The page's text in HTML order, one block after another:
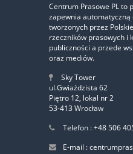
Zaufali nam:
Centrum Prasowe PL to
zapewnia automatyczną
tworzonych przez
rzeczników prasowych i
publiczności a przede
oraz mediów.
Sky Tower
ul.Gwiaździsta 62
Piętro 12, lokal nr 2
53-413 Wrocław
Telefon : +48 506
E-mail :